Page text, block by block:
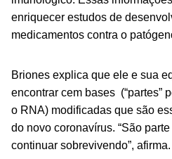
enriquecer estudos de
medicamentos contra o
Briones explica que ele e sua
encontrar cem bases (“partes”
o RNA) modificadas que são
do novo coronavírus. “São
continuar sobrevivendo”, afirma.